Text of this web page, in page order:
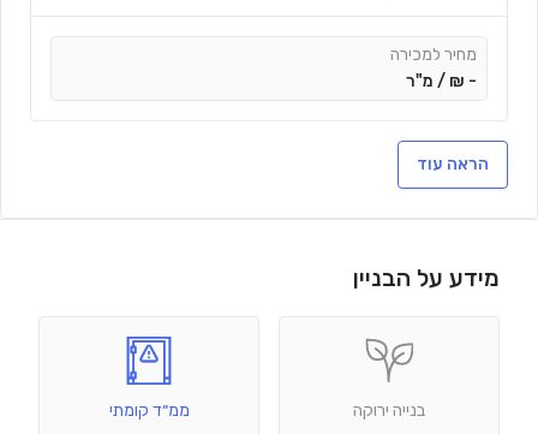
מחיר למכירה
-
₪ / מ"ר
הראה עוד
מידע על הבניין
בנייה ירוקה ממ״ד קומתי